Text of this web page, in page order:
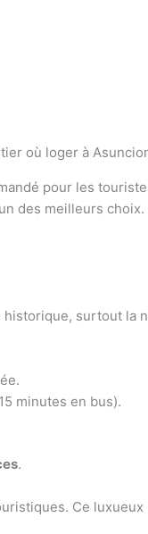
pour les
des meilleurs choix.
surtout la
minutes en bus).
.
Ce